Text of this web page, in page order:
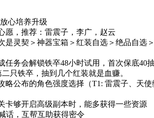
放心培养升级
愿，推荐： 雷震子 ， 李广 ， 赵云
是灵契＞神器宝箱＞红装自选＞绝品自选
务会解锁铁卒48小时试用，首次保底40
只铁卒，抽到几个红装就是血赚。
略公布的角色强度选择 （T1: 雷震子、天
卡够开启高级副本时，能多获得一些资源
话，互帮互助获得密令